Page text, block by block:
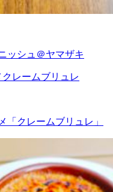
ッシュ＠ヤマザキ
「クレームブリュレ」